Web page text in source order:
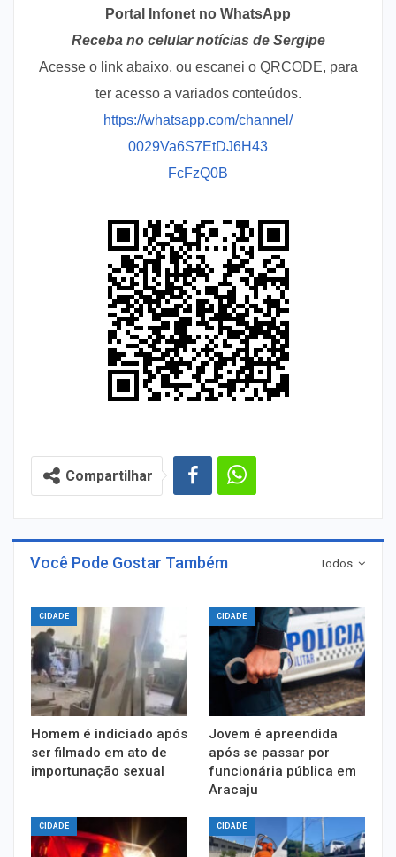
Portal Infonet no WhatsApp
Receba no celular notícias de Sergipe
Acesse o link abaixo, ou escanei o QRCODE, para
ter acesso a variados conteúdos.
https://whatsapp.com/channel/
0029Va6S7EtDJ6H43
FcFzQ0B
Compartilhar
Todos
Você Pode Gostar Também
CIDADE
Homem é indiciado após
ser filmado em ato de
importunação sexual
CIDADE
Jovem é apreendida
após se passar por
funcionária pública em
Aracaju
CIDADE CIDADE